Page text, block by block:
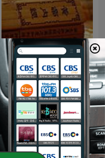
黄帝内经白话全译